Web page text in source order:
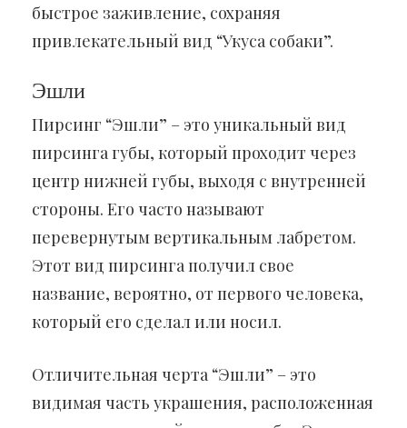
быстрое заживление, сохраняя
привлекательный вид “Укуса собаки”.
Эшли
Пирсинг “Эшли” – это уникальный вид
пирсинга губы, который проходит через
центр нижней губы, выходя с внутренней
стороны. Его часто называют
перевернутым вертикальным лабретом.
Этот вид пирсинга получил свое
название, вероятно, от первого человека,
который его сделал или носил.
Отличительная черта “Эшли” – это
видимая часть украшения, расположенная